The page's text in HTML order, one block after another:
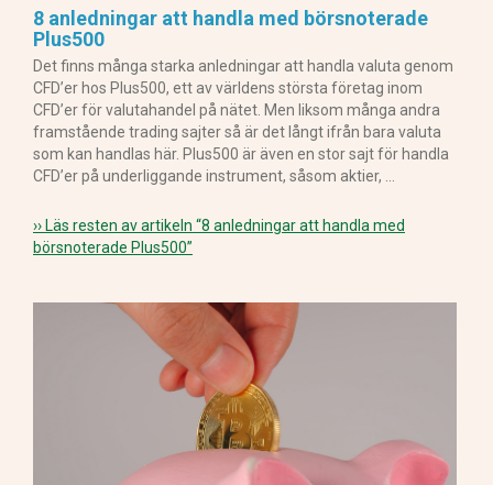
8 anledningar att handla med börsnoterade
Plus500
Det finns många starka anledningar att handla valuta genom
CFD’er hos Plus500, ett av världens största företag inom
CFD’er för valutahandel på nätet. Men liksom många andra
framstående trading sajter så är det långt ifrån bara valuta
som kan handlas här. Plus500 är även en stor sajt för handla
CFD’er på underliggande instrument, såsom aktier, …
›› Läs resten av artikeln “8 anledningar att handla med
börsnoterade Plus500”